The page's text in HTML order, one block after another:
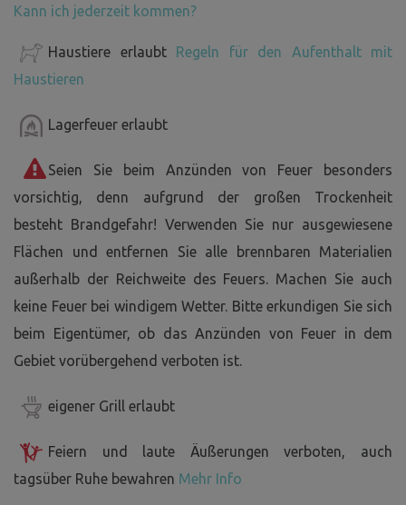
Kann ich jederzeit kommen?
Haustiere erlaubt Regeln für den Aufenthalt mit
Haustieren
Lagerfeuer erlaubt
Seien Sie beim Anzünden von Feuer besonders
vorsichtig, denn aufgrund der großen Trockenheit
besteht Brandgefahr! Verwenden Sie nur ausgewiesene
Flächen und entfernen Sie alle brennbaren Materialien
außerhalb der Reichweite des Feuers. Machen Sie auch
keine Feuer bei windigem Wetter. Bitte erkundigen Sie sich
beim Eigentümer, ob das Anzünden von Feuer in dem
Gebiet vorübergehend verboten ist.
eigener Grill erlaubt
Feiern und laute Äußerungen verboten, auch
tagsüber Ruhe bewahren Mehr Info